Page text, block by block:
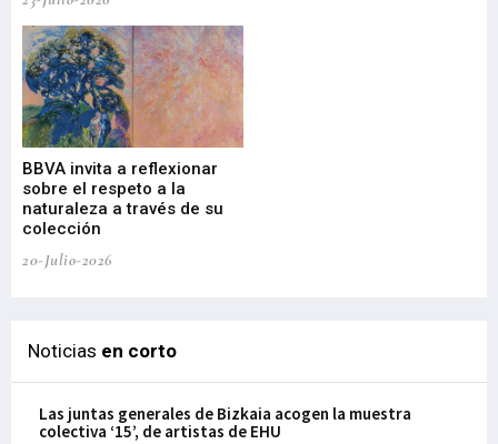
BBVA invita a reflexionar
sobre el respeto a la
naturaleza a través de su
colección
20-Julio-2026
Noticias en corto
Las juntas generales de Bizkaia acogen la muestra
colectiva ‘15’, de artistas de EHU